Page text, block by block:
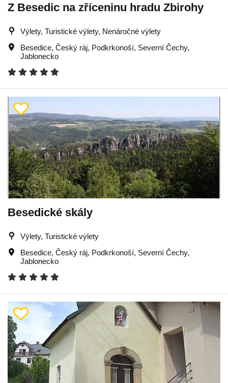
Z Besedic na zříceninu hradu Zbirohy
Výlety, Turistické výlety, Nenáročné výlety
Besedice, Český ráj, Podkrkonoší, Severní Čechy,
Jablonecko
Besedické skály
Výlety, Turistické výlety
Besedice, Český ráj, Podkrkonoší, Severní Čechy,
Jablonecko